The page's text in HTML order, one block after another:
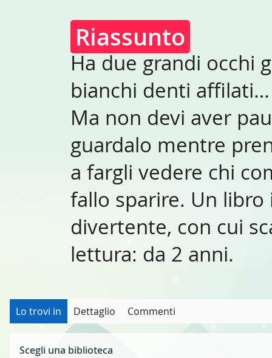
Riassunto
Ha due grandi occhi
bianchi denti
Ma non devi aver
guardalo mentre
a fargli vedere chi
fallo sparire. Un
divertente, con cui
lettura: da 2 anni.
Lo trovi in Dettaglio Commenti
Scegli una biblioteca